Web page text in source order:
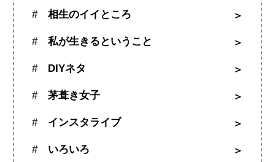
相生のイイところ
私が生きるということ
DIYネタ
茅葺き女子
インスタライブ
いろいろ